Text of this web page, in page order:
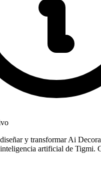
y transformar Ai
artificial de Tigmi.